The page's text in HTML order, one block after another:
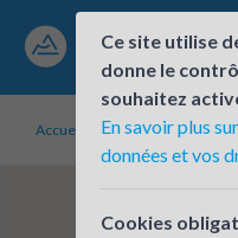
Accueil Établissements
Ce site utilise
donne le
souhaitez
En savoir plus
données et vos
Cookies